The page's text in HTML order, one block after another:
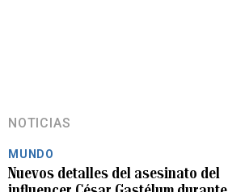
NOTICIAS
MUNDO
Nuevos detalles del asesinato del